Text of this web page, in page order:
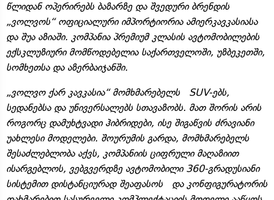
წლიდან ოპერირებს ბაზარზე და შვედური ბრენდის
„ვოლვოს“ ოფიციალური იმპორტიორია ამიერკავკასიასა
და შუა აზიაში. კომპანია პრემიუმ კლასის ავტომობილების
ექსკლუზიური მომწოდებელია საქართველოში, უზბეკეთში,
სომხეთსა და აზერბაიჯანში.
„ვოლვო ქარ კავკასია“ მომხმარებელს SUV-ებს,
სედანებსა და უნივერსალებს სთავაზობს. მათ შორის არის
როგორც დამუხტვადი ჰიბრიდები, ისე შიგაწვის ძრავიანი
უახლესი მოდელები. შოურუმის გარდა, მომხმარებელს
შესაძლებლობა აქვს, კომპანიის ციფრული მაღაზიით
ისარგებლოს, ვებგვერდზე ავტომობილი 360-გრადუსიანი
სისტემით დისტანციურად შეაფასოს და კონფიგურატორის